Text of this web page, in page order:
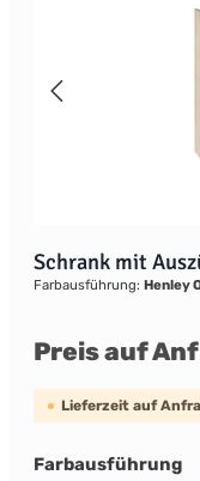
Schrank mit
Farbausführung: Henley
Preis auf
Lieferzeit auf
Farbausführung